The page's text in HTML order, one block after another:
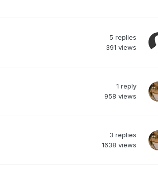
5 replies
391 views
1 reply
958 views
3 replies
1638 views